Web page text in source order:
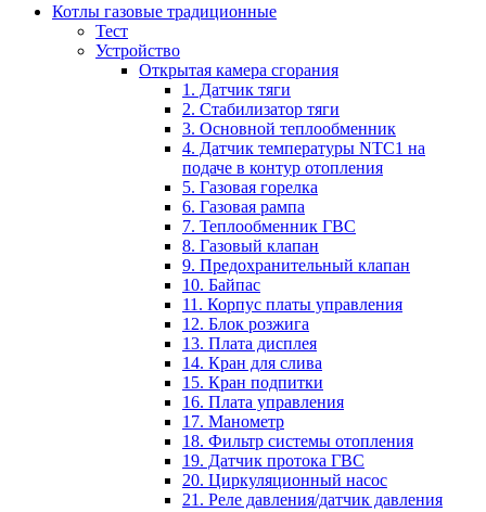
Котлы газовые традиционные
Тест
Устройство
Открытая камера сгорания
1. Датчик тяги
2. Стабилизатор тяги
3. Основной теплообменник
4. Датчик температуры NTC1 на
подаче в контур отопления
5. Газовая горелка
6. Газовая рампа
7. Теплообменник ГВС
8. Газовый клапан
9. Предохранительный клапан
10. Байпас
11. Корпус платы управления
12. Блок розжига
13. Плата дисплея
14. Кран для слива
15. Кран подпитки
16. Плата управления
17. Манометр
18. Фильтр системы отопления
19. Датчик протока ГВС
20. Циркуляционный насос
21. Реле давления/датчик давления